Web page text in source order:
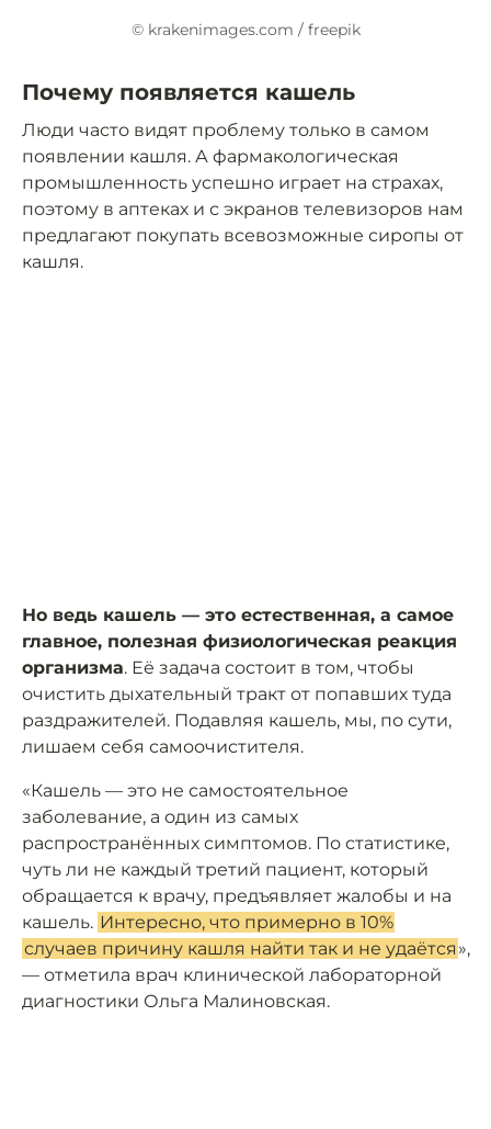
© krakenimages.com / freepik
Почему появляется кашель
Люди часто видят проблему только в самом
появлении кашля. А фармакологическая
промышленность успешно играет на страхах,
поэтому в аптеках и с экранов телевизоров нам
предлагают покупать всевозможные сиропы от
кашля.
Но ведь кашель — это естественная, а самое
главное, полезная физиологическая реакция
организма. Её задача состоит в том, чтобы
очистить дыхательный тракт от попавших туда
раздражителей. Подавляя кашель, мы, по сути,
лишаем себя самоочистителя.
«Кашель — это не самостоятельное
заболевание, а один из самых
распространённых симптомов. По статистике,
чуть ли не каждый третий пациент, который
обращается к врачу, предъявляет жалобы и на
кашель. Интересно, что примерно в 10%
случаев причину кашля найти так и не удаётся »,
— отметила врач клинической лабораторной
диагностики Ольга Малиновская.